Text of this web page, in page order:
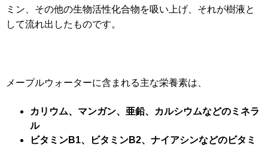
ミン、その他の生物活性化合物を吸い上げ、それが樹液と
して流れ出したものです。
メープルウォーターに含まれる主な栄養素は、
カリウム、マンガン、亜鉛、カルシウムなどのミネラ
ル
ビタミンB1、ビタミンB2、ナイアシンなどのビタミ